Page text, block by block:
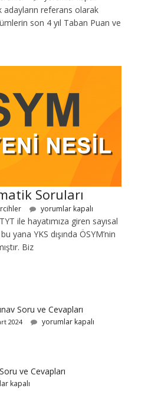
adayların referans olarak
son 4 yıl Taban Puan ve
Soruları
yorumlar kapalı
ile hayatımıza giren sayısal
yana YKS dışında ÖSYM’nin
Biz
Soru ve Cevapları
2024 yorumlar kapalı
ve Cevapları
kapalı